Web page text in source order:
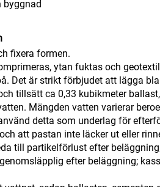
byggnad
fixera formen.
ytan fuktas och
Det är strikt förbjudet att lägga
tillsätt ca 0,33 kubikmeter
Mängden vatten varierar
detta som underlag för
att pastan inte läcker ut eller
till partikelförlust efter
efter beläggning;